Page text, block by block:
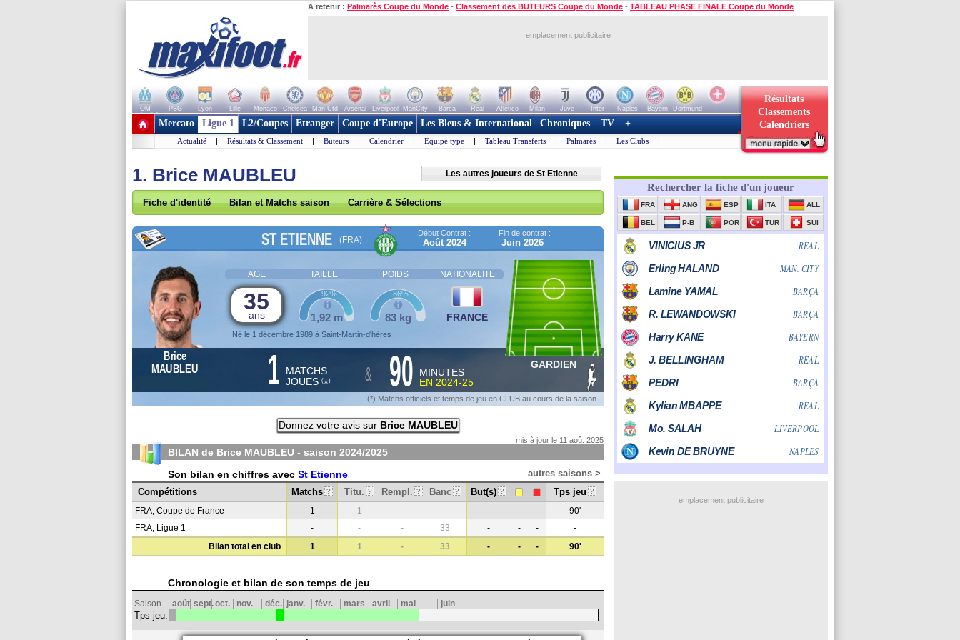
A retenir : Palmarès Coupe du Monde - Classement des BUTEURS Coupe du Monde - TABLEAU PHASE FINALE Coupe du Monde
emplacement publicitaire
OM PSG Lyon Lille Monaco Chelsea Man Utd Arsenal Liverpool ManCity Barca Real Atletico Milan Juve Inter Naples Bayern
Dortmund
+ de clubs
Résultats
Classements
Calendriers
Mercato Ligue 1 L2/Coupes Etranger Coupe d'Europe Les Bleus & International Chroniques TV +
Actualité | Résultats & Classement | Buteurs | Calendrier | Equipe type | Tableau Transferts | Palmarès | Les Clubs |
1. Brice MAUBLEU Les autres joueurs de St Etienne
Fiche d'identité Bilan et Matchs saison Carrière & Sélections
ST ETIENNE (FRA)
Début Contrat :
Août 2024
Fin de contrat :
Juin 2026
AGE TAILLE POIDS NATIONALITE
35
ans
Né le 1 décembre 1989 à Saint-Martin-d'hères
1,92 m
92%
83 kg
86%
FRANCE
Brice
MAUBLEU
1 MATCHS
JOUES (*) & 90
MINUTES
EN 2024-25
GARDIEN
(*) Matchs officiels et temps de jeu en CLUB au cours de la saison
Donnez votre avis sur Brice MAUBLEU
mis à jour le 11 aoû. 2025
BILAN de Brice MAUBLEU - saison 2024/2025
Son bilan en chiffres avec St Etienne
autres saisons >
Compétitions
Matchs ? Titu. ? Rempl. ? Banc ? But(s) ? Tps jeu ?
FRA, Coupe de France 1 1 - - - - -
90'
FRA, Ligue 1
- - - 33 - - -
-
Bilan total en club
1 1 - 33 - - - 90'
Chronologie et bilan de son temps de jeu
Saison août sept.oct. nov. déc. janv. févr. mars avril mai juin
Tps jeu:
emplacement publicitaire